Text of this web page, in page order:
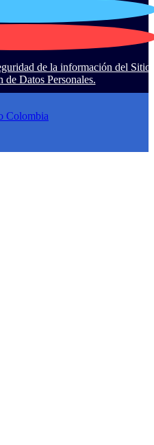
de la información del Sitio
de Datos Personales.